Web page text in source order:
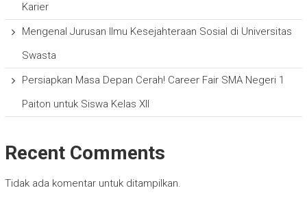
Karier
Mengenal Jurusan Ilmu Kesejahteraan Sosial di Universitas
Swasta
Persiapkan Masa Depan Cerah! Career Fair SMA Negeri 1
Paiton untuk Siswa Kelas XII
Recent Comments
Tidak ada komentar untuk ditampilkan.